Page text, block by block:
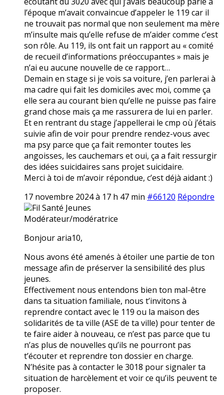
l’époque m’avait convaincue d’appeler le 119 car il
ne trouvait pas normal que non seulement ma mère
m’insulte mais qu’elle refuse de m’aider comme c’est
son rôle. Au 119, ils ont fait un rapport au « comité
de recueil d’informations préoccupantes » mais je
n’ai eu aucune nouvelle de ce rapport…
Demain en stage si je vois sa voiture, j’en parlerai à
ma cadre qui fait les domiciles avec moi, comme ça
elle sera au courant bien qu’elle ne puisse pas faire
grand chose mais ça me rassurera de lui en parler.
Et en rentrant du stage j’appellerai le cmp où j’étais
suivie afin de voir pour prendre rendez-vous avec
ma psy parce que ça fait remonter toutes les
angoisses, les cauchemars et oui, ça a fait ressurgir
des idées suicidaires sans projet suicidaire.
Merci à toi de m’avoir répondue, c’est déjà aidant :)
17 novembre 2024 à 17 h 47 min #66120 Répondre
Fil Santé Jeunes
Modérateur/modératrice
Bonjour aria10,
Nous avons été amenés à étoiler une partie de ton
message afin de préserver la sensibilité des plus
jeunes.
Effectivement nous entendons bien ton mal-être
dans ta situation familiale, nous t’invitons à
reprendre contact avec le 119 ou la maison des
solidarités de ta ville (ASE de ta ville) pour tenter de
te faire aider à nouveau, ce n’est pas parce que tu
n’as plus de nouvelles qu’ils ne pourront pas
t’écouter et reprendre ton dossier en charge.
N’hésite pas à contacter le 3018 pour signaler ta
situation de harcèlement et voir ce qu’ils peuvent te
proposer.